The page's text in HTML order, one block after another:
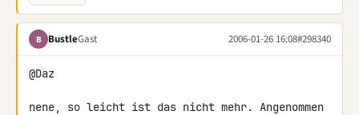
B BustleGast 2006-01-26 16:08#298340
@Daz
nene, so leicht ist das nicht mehr. Angenommen